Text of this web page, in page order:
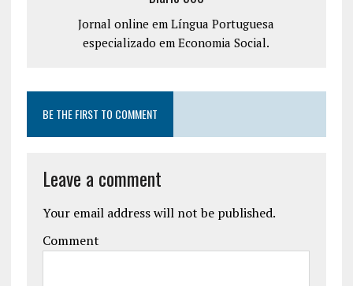
Jornal online em Língua Portuguesa
especializado em Economia Social.
BE THE FIRST TO COMMENT
Leave a comment
Your email address will not be published.
Comment